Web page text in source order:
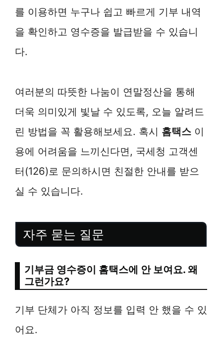
를 이용하면 누구나 쉽고 빠르게 기부 내역
을 확인하고 영수증을 발급받을 수 있습니
다.
여러분의 따뜻한 나눔이 연말정산을 통해
더욱 의미있게 빛날 수 있도록, 오늘 알려드
린 방법을 꼭 활용해보세요. 혹시 홈택스 이
용에 어려움을 느끼신다면, 국세청 고객센
터(126)로 문의하시면 친절한 안내를 받으
실 수 있습니다.
자주 묻는 질문
기부금 영수증이 홈택스에 안 보여요. 왜
그런가요?
기부 단체가 아직 정보를 입력 안 했을 수 있
어요.